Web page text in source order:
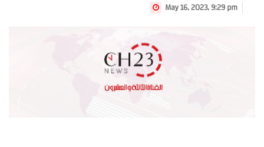
May 16, 2023, 9:29 pm